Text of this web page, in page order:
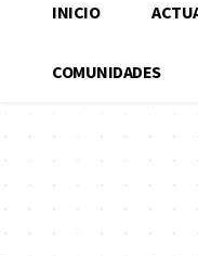
INICIO
COMUNIDADES